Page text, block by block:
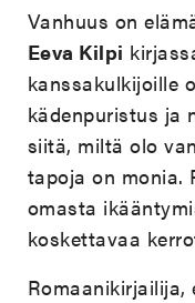
Vanhuus on
Eeva Kilpi
kanssakulkijoille
kädenpuristus ja
siitä, miltä olo
tapoja on monia.
omasta
koskettavaa